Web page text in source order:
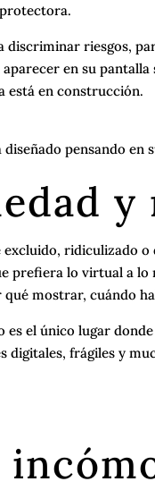
discriminar riesgos,
en su
está en construcción.
pensando en
excluido, ridiculizado
prefiera lo virtual a
mostrar, cuándo
el único lugar
frágiles y